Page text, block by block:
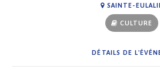
SAINTE-
CULTURE
DÉTAILS DE